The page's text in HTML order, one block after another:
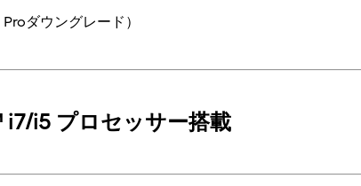
ダウングレード）
i5 プロセッサー搭載